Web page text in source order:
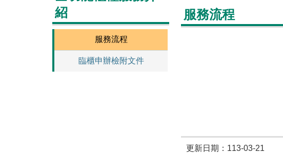
紹
服務流程
臨櫃申辦檢附文件
服務流程
更新日期：113-03-21